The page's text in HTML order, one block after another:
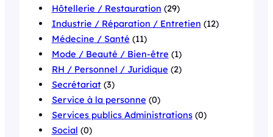
Hôtellerie / Restauration (29)
Industrie / Réparation / Entretien (12)
Médecine / Santé (11)
Mode / Beauté / Bien-être (1)
RH / Personnel / Juridique (2)
Secrétariat(3)
Service à la personne (0)
Services publics Administrations(0)
Social (0)